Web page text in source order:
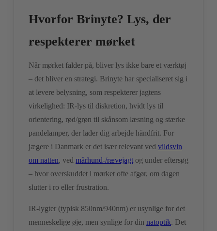
Hvorfor Brinyte? Lys, der
respekterer mørket
Når mørket falder på, bliver lys ikke bare et værktøj
– det bliver en strategi. Brinyte har specialiseret sig i
at levere belysning, som respekterer jagtens
virkelighed: IR-lys til diskretion, hvidt lys til
orientering, rød/grøn til skånsom læsning og stærke
pandelamper, der lader dig arbejde håndfrit. For
jægere i Danmark er det især relevant ved vildsvin
om natten, ved mårhund-/rævejagt og under eftersøg
– hvor overskuddet i mørket ofte afgør, om dagen
slutter i ro eller frustration.
IR-lygter (typisk 850nm/940nm) er usynlige for det
menneskelige øje, men synlige for din natoptik. Det